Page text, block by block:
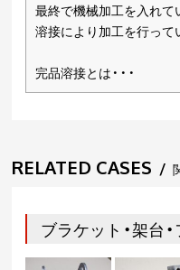
最終で機械加工を入れて
溶接により加工を行って
完品溶接とは・・・
RELATED CASES /
ブラケット・架台